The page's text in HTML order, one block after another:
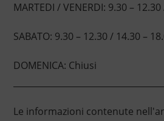
MARTEDI / VENERDI: 9.30 –
SABATO: 9.30 – 12.30 / 14.30 –
DOMENICA: Chiusi
Le informazioni contenute